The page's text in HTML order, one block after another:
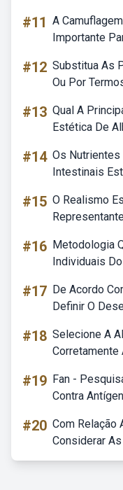
#11 A
Importante
#12 Substitua As
Ou Por
#13 Qual A
Estética De
#14 Os
Intestinais
#15 O Realismo
#16 Metodologia
Individuais
#17 De Acordo
Definir O
#18 Selecione A
Corretamente
#19 Fan -
Contra
#20 Com Relação
Considerar